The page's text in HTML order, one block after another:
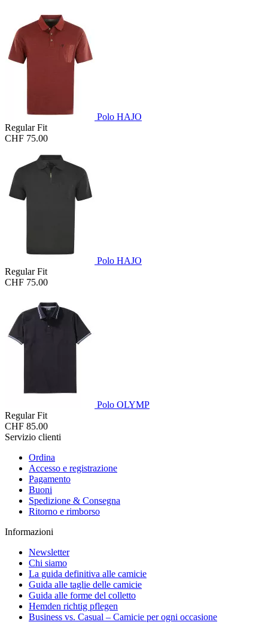
Polo HAJO
Regular Fit
CHF 75.00
Polo HAJO
Regular Fit
CHF 75.00
Polo OLYMP
Regular Fit
CHF 85.00
Servizio clienti
Ordina
Accesso e registrazione
Pagamento
Buoni
Spedizione & Consegna
Ritorno e rimborso
Informazioni
Newsletter
Chi siamo
La guida definitiva alle camicie
Guida alle taglie delle camicie
Guida alle forme del colletto
Hemden richtig pflegen
Business vs. Casual – Camicie per ogni occasione